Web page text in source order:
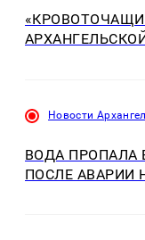
Новости
ВОДА ПРОПАЛА
ПОСЛЕ АВАРИИ